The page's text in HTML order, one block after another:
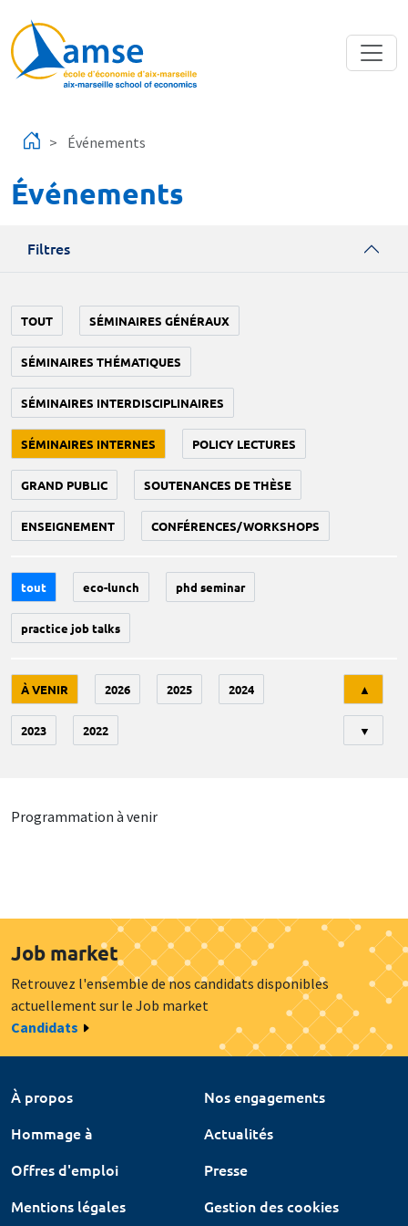
Événements
Événements
Filtres
TOUT SÉMINAIRES GÉNÉRAUX
SÉMINAIRES THÉMATIQUES
SÉMINAIRES INTERDISCIPLINAIRES
SÉMINAIRES INTERNES POLICY LECTURES
GRAND PUBLIC SOUTENANCES DE THÈSE
ENSEIGNEMENT CONFÉRENCES/WORKSHOPS
tout eco-lunch phd seminar
practice job talks
À VENIR 2026 2025 2024
2023 2022
▲
▼
Programmation à venir
Job market
Retrouvez l'ensemble de nos candidats disponibles
actuellement sur le Job market
Candidats
À propos
Nos engagements
Hommage à
Actualités
Offres d'emploi
Presse
Mentions légales
Gestion des cookies